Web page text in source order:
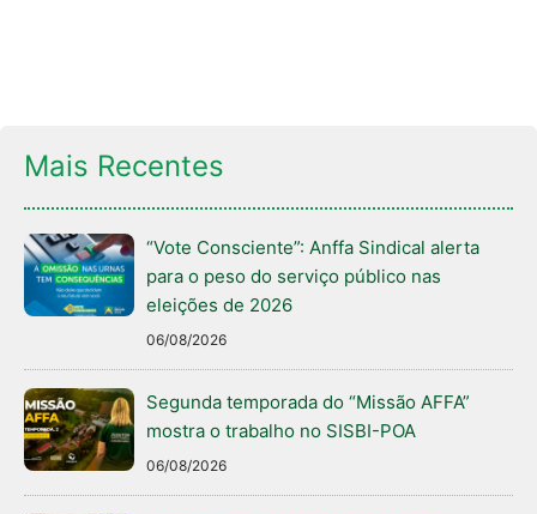
Mais Recentes
“Vote Consciente”: Anffa Sindical alerta
para o peso do serviço público nas
eleições de 2026
06/08/2026
Segunda temporada do “Missão AFFA”
mostra o trabalho no SISBI-POA
06/08/2026